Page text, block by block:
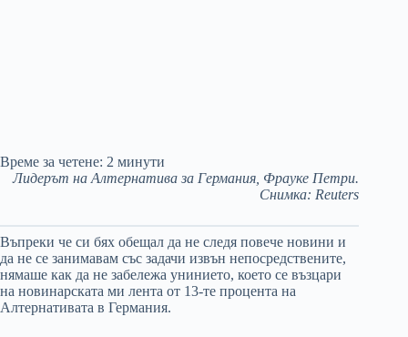
Време за четене: 2 минути
Лидерът на Алтернатива за Германия, Фрауке Петри.
Снимка: Reuters
Въпреки че си бях обещал да не следя повече новини и
да не се занимавам със задачи извън непосредствените,
нямаше как да не забележа унинието, което се възцари
на новинарската ми лента от 13-те процента на
Алтернативата в Германия.